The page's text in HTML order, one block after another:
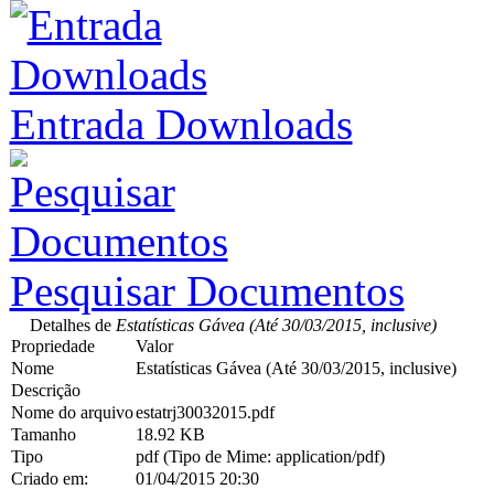
Entrada Downloads
Pesquisar Documentos
Detalhes de Estatísticas Gávea (Até 30/03/2015, inclusive)
Propriedade
Valor
Nome
Estatísticas Gávea (Até 30/03/2015, inclusive)
Descrição
Nome do arquivoestatrj30032015.pdf
Tamanho
18.92 KB
Tipo
pdf (Tipo de Mime: application/pdf)
Criado em:
01/04/2015 20:30